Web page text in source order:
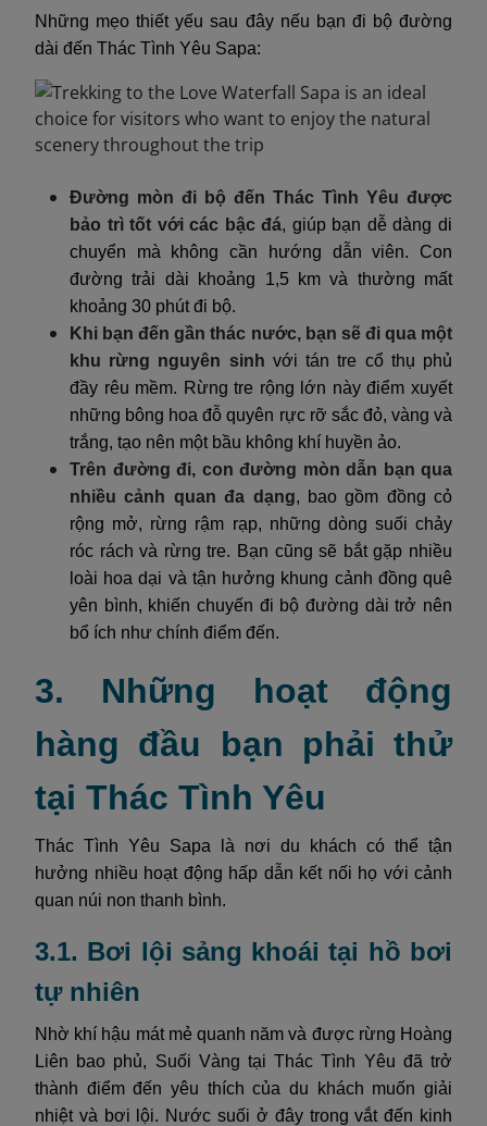
Những mẹo thiết yếu sau đây nếu bạn đi bộ đường
dài đến Thác Tình Yêu Sapa:
Đường mòn đi bộ đến Thác Tình Yêu được
bảo trì tốt với các bậc đá, giúp bạn dễ dàng di
chuyển mà không cần hướng dẫn viên. Con
đường trải dài khoảng 1,5 km và thường mất
khoảng 30 phút đi bộ.
Khi bạn đến gần thác nước, bạn sẽ đi qua một
khu rừng nguyên sinh với tán tre cổ thụ phủ
đầy rêu mềm. Rừng tre rộng lớn này điểm xuyết
những bông hoa đỗ quyên rực rỡ sắc đỏ, vàng và
trắng, tạo nên một bầu không khí huyền ảo.
Trên đường đi, con đường mòn dẫn bạn qua
nhiều cảnh quan đa dạng, bao gồm đồng cỏ
rộng mở, rừng rậm rạp, những dòng suối chảy
róc rách và rừng tre. Bạn cũng sẽ bắt gặp nhiều
loài hoa dại và tận hưởng khung cảnh đồng quê
yên bình, khiến chuyến đi bộ đường dài trở nên
bổ ích như chính điểm đến.
3. Những hoạt động
hàng đầu bạn phải thử
tại Thác Tình Yêu
Thác Tình Yêu Sapa là nơi du khách có thể tận
hưởng nhiều hoạt động hấp dẫn kết nối họ với cảnh
quan núi non thanh bình.
3.1. Bơi lội sảng khoái tại hồ bơi
tự nhiên
Nhờ khí hậu mát mẻ quanh năm và được rừng Hoàng
Liên bao phủ, Suối Vàng tại Thác Tình Yêu đã trở
thành điểm đến yêu thích của du khách muốn giải
nhiệt và bơi lội. Nước suối ở đây trong vắt đến kinh